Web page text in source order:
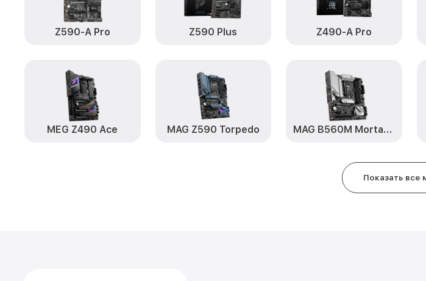
Z590-A Pro Z590 Plus Z490-A Pro
MEG Z490 Ace MAG Z590 Torpedo MAG B560M Mortar WiFi
Показать все